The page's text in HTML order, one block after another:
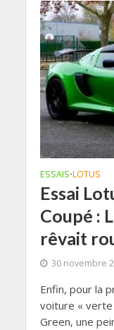
ESSAIS•LOTUS
Essai
Coupé :
rêvait
30 novembre
Enfin, pour la
voiture « verte
Green, une